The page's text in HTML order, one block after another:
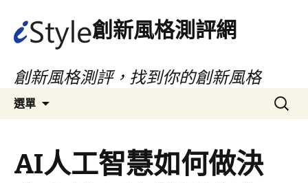
創新風格測評網
創新風格測評，找到你的創新風格
選單
內
搜
AI人工智慧如何做決